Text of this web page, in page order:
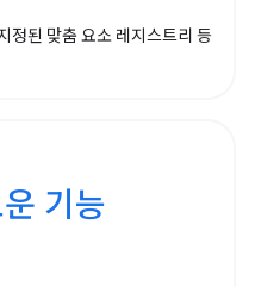
정된 맞춤 요소 레지스트리 등
기능